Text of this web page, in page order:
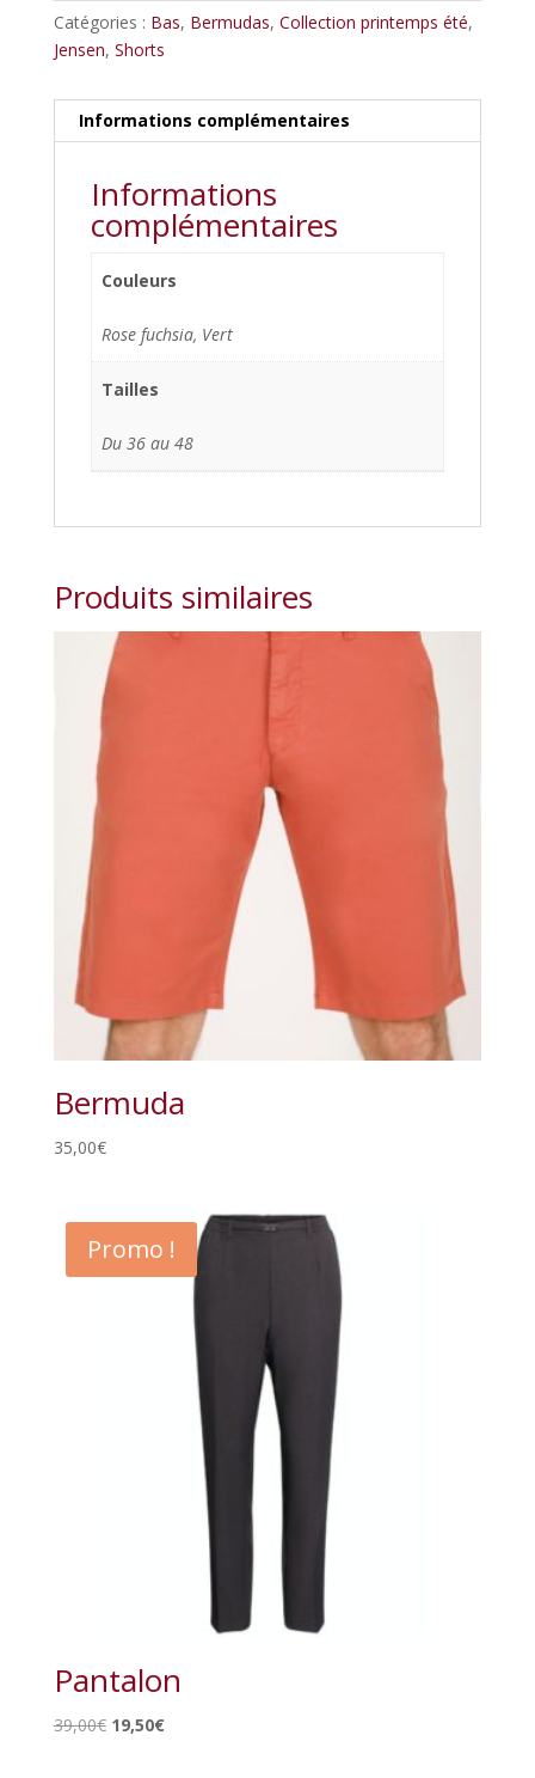
Catégories : Bas, Bermudas, Collection printemps été,
Jensen, Shorts
Informations complémentaires
Informations
complémentaires
Couleurs
Rose fuchsia, Vert
Tailles
Du 36 au 48
Produits similaires
Bermuda
35,00€
Promo !
Pantalon
39,00€ Le
19,50€Le